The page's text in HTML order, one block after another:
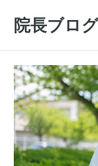
院長ブログ